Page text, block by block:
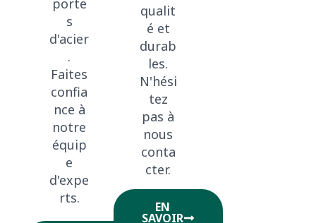
s
d'acier
.
Faites
confia
nce à
notre
équip
e
d'expe
rts.
qualit
é et
durab
les.
N'hési
tez
pas à
nous
conta
cter.
EN
SAVOIR